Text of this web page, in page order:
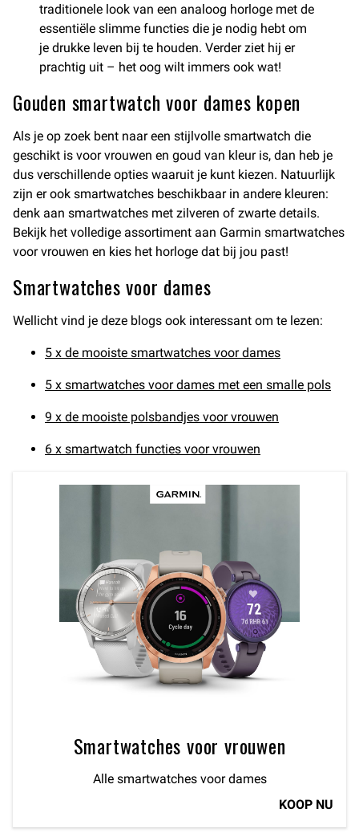
traditionele look van een analoog horloge met de
essentiële slimme functies die je nodig hebt om
je drukke leven bij te houden. Verder ziet hij er
prachtig uit – het oog wilt immers ook wat!
Gouden smartwatch voor dames kopen
Als je op zoek bent naar een stijlvolle smartwatch die
geschikt is voor vrouwen en goud van kleur is, dan heb je
dus verschillende opties waaruit je kunt kiezen. Natuurlijk
zijn er ook smartwatches beschikbaar in andere kleuren:
denk aan smartwatches met zilveren of zwarte details.
Bekijk het volledige assortiment aan Garmin smartwatches
voor vrouwen en kies het horloge dat bij jou past!
Smartwatches voor dames
Wellicht vind je deze blogs ook interessant om te lezen:
5 x de mooiste smartwatches voor dames
5 x smartwatches voor dames met een smalle pols
9 x de mooiste polsbandjes voor vrouwen
6 x smartwatch functies voor vrouwen
Smartwatches voor vrouwen
Alle smartwatches voor dames
KOOP NU